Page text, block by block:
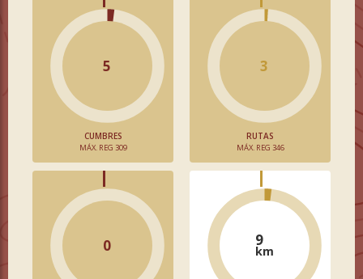
5
CUMBRES
MÁX. REG 309
3
RUTAS
MÁX. REG 346
0 9
km